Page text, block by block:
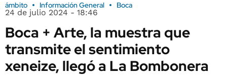
ámbito Información General Boca
24 de julio 2024 - 18:46
Boca + Arte, la muestra que
transmite el sentimiento
xeneize, llegó a La Bombonera